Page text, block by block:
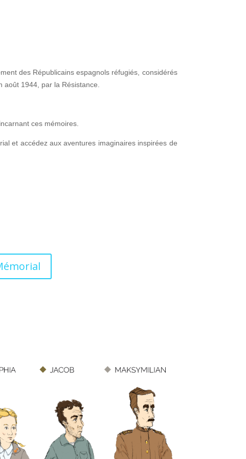
des Républicains espagnols réfugiés, considérés
1944, par la Résistance.
ces mémoires.
et accédez aux aventures imaginaires inspirées de